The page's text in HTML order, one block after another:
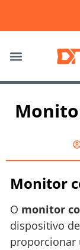
Monitor
O monitor
dispositivo
proporcionar